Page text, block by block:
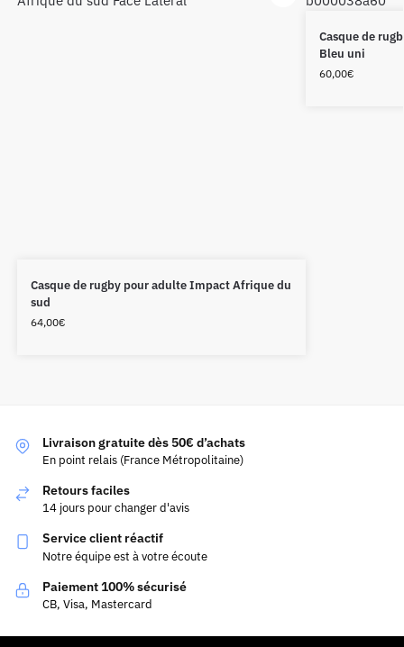
Casque de rugby pour adulte Impact Afrique du
sud
64,00€
Casque de
Bleu uni
60,00€
Livraison gratuite dès 50€ d’achats
En point relais (France Métropolitaine)
Retours faciles
14 jours pour changer d'avis
Service client réactif
Notre équipe est à votre écoute
Paiement 100% sécurisé
CB, Visa, Mastercard